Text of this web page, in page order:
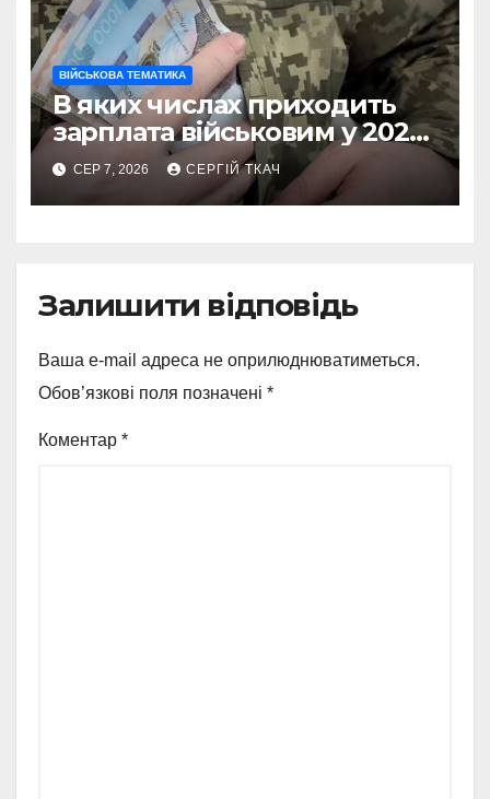
ВІЙСЬКОВА ТЕМАТИКА
В яких числах приходить
зарплата військовим у 2026
році
СЕР 7, 2026 СЕРГІЙ ТКАЧ
Залишити відповідь
Ваша e-mail адреса не оприлюднюватиметься.
Обов’язкові поля позначені *
Коментар *